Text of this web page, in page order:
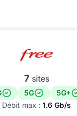
7sites
5G
5G+
Débit max : 1.6 Gb/s